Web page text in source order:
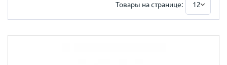
Товары на странице: 12